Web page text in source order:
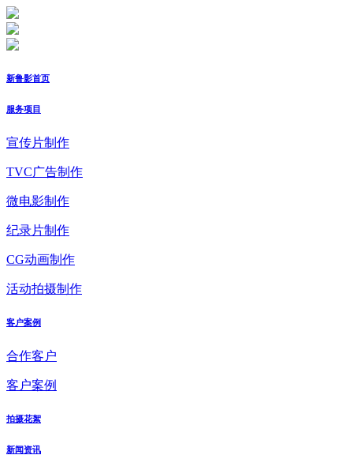
新鲁影首页
服务项目
宣传片制作
TVC广告制作
微电影制作
纪录片制作
CG动画制作
活动拍摄制作
客户案例
合作客户
客户案例
拍摄花絮
新闻资讯